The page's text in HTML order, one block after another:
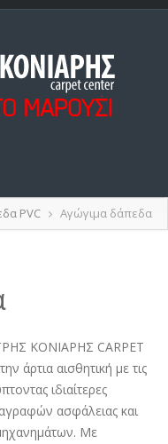
PVC Αγώγιμα δάπεδα
ΚΟΝΙΑΡΗΣ CARPET
άρτια αισθητική με τις
ιδιαίτερες
ασφάλειας και
Με